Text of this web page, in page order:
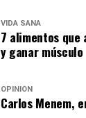
VIDA SANA
7 alimentos que
y ganar músculo
OPINIÓN
Carlos Menem,